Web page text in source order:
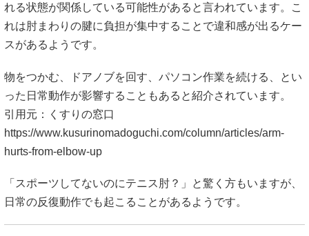
れる状態が関係している可能性があると言われています。こ
れは肘まわりの腱に負担が集中することで違和感が出るケー
スがあるようです。
物をつかむ、ドアノブを回す、パソコン作業を続ける、とい
った日常動作が影響することもあると紹介されています。
引用元：くすりの窓口
https://www.kusurinomadoguchi.com/column/articles/arm-
hurts-from-elbow-up
「スポーツしてないのにテニス肘？」と驚く方もいますが、
日常の反復動作でも起こることがあるようです。